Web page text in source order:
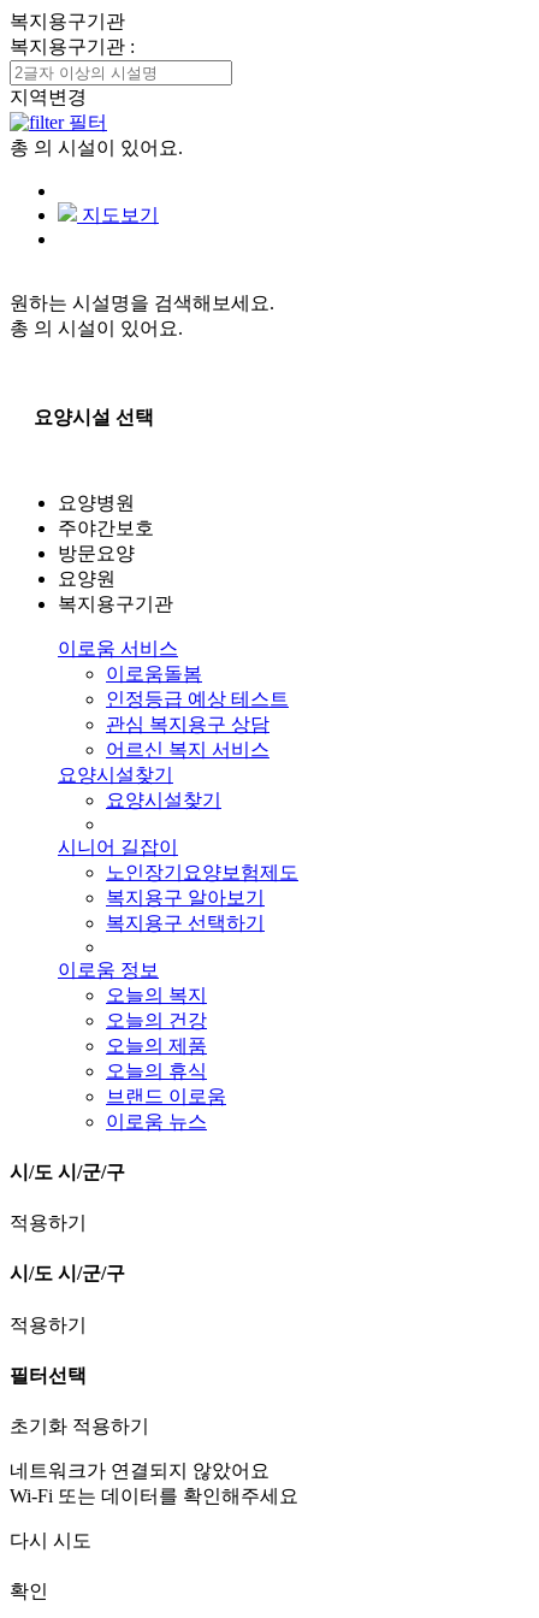
복지용구기관
복지용구기관 :
지역변경
필터
총 의 시설이 있어요.
지도보기
원하는 시설명을 검색해보세요.
총 의 시설이 있어요.
요양시설 선택
요양병원
주야간보호
방문요양
요양원
복지용구기관
이로움 서비스
이로움돌봄
인정등급 예상 테스트
관심 복지용구 상담
어르신 복지 서비스
요양시설찾기
요양시설찾기
시니어 길잡이
노인장기요양보험제도
복지용구 알아보기
복지용구 선택하기
이로움 정보
오늘의 복지
오늘의 건강
오늘의 제품
오늘의 휴식
브랜드 이로움
이로움 뉴스
시/도 시/군/구
적용하기
시/도 시/군/구
적용하기
필터선택
초기화 적용하기
네트워크가 연결되지 않았어요
Wi-Fi 또는 데이터를 확인해주세요
다시 시도
확인